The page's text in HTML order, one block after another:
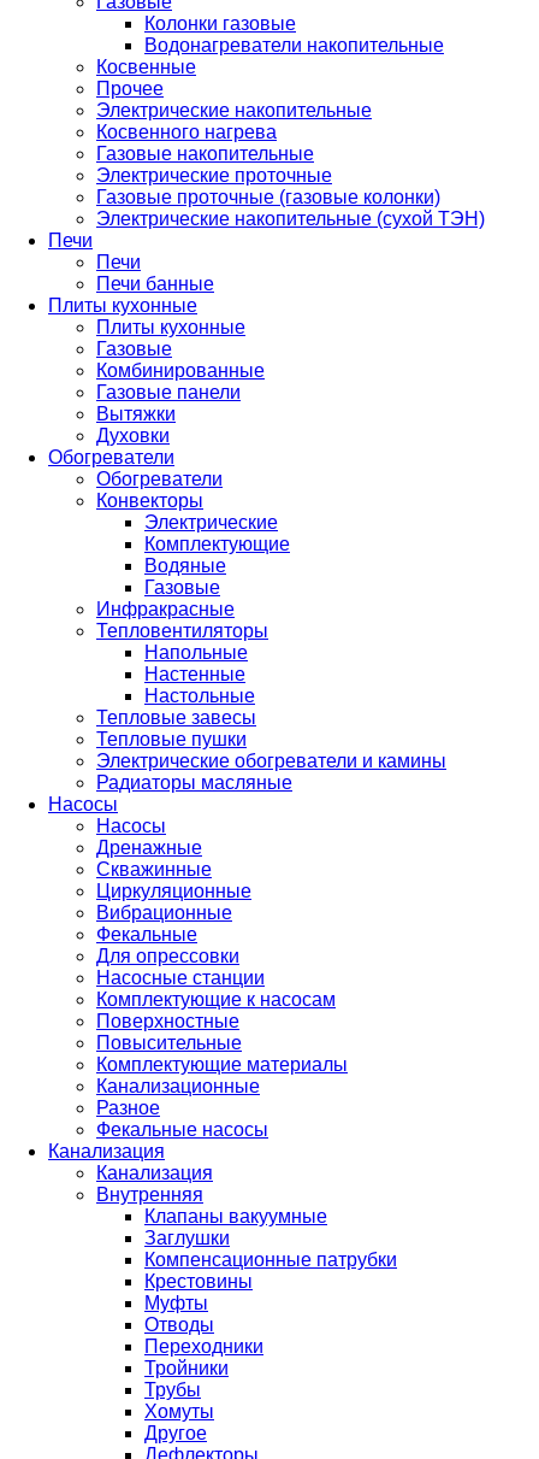
Колонки газовые
Водонагреватели накопительные
Косвенные
Прочее
Электрические накопительные
Косвенного нагрева
Газовые накопительные
Электрические проточные
Газовые проточные (газовые колонки)
Электрические накопительные (сухой ТЭН)
Печи
Печи
Печи банные
Плиты кухонные
Плиты кухонные
Газовые
Комбинированные
Газовые панели
Вытяжки
Духовки
Обогреватели
Обогреватели
Конвекторы
Электрические
Комплектующие
Водяные
Газовые
Инфракрасные
Тепловентиляторы
Напольные
Настенные
Настольные
Тепловые завесы
Тепловые пушки
Электрические обогреватели и камины
Радиаторы масляные
Насосы
Насосы
Дренажные
Скважинные
Циркуляционные
Вибрационные
Фекальные
Для опрессовки
Насосные станции
Комплектующие к насосам
Поверхностные
Повысительные
Комплектующие материалы
Канализационные
Разное
Фекальные насосы
Канализация
Канализация
Внутренняя
Клапаны вакуумные
Заглушки
Компенсационные патрубки
Крестовины
Муфты
Отводы
Переходники
Тройники
Трубы
Хомуты
Другое